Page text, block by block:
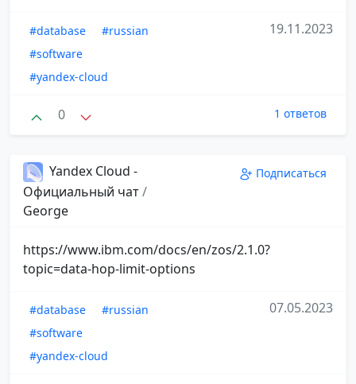
#database
#russian
#software
#yandex-cloud
19.11.2023
0 1 ответов
Yandex Cloud -
Официальный чат/
George
Подписаться
https://www.ibm.com/docs/en/zos/2.1.0?
topic=data-hop-limit-options
#database
#russian
#software
#yandex-cloud
07.05.2023